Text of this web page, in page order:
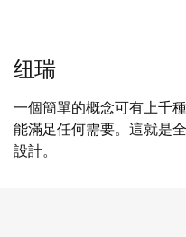
纽瑞
一個簡單的概念可有上千
能滿足任何需要。這就是
設計。